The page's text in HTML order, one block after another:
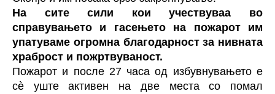
На сите сили кои учествуваа во
справувањето и гасењето на пожарот им
упатуваме огромна благодарност за нивната
храброст и пожртвуваност.
Пожарот и после 27 часа од избувнувањето е
сè уште активен на две места со помал